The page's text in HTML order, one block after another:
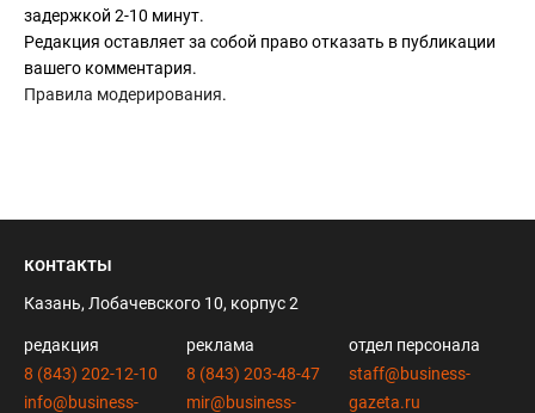
задержкой 2-10 минут.
Редакция оставляет за собой право отказать в публикации
вашего комментария.
Правила модерирования.
контакты
Казань, Лобачевского 10, корпус 2
редакция
8 (843) 202-12-10
info@business-
реклама
8 (843) 203-48-47
mir@business-
отдел персонала
staff@business-
gazeta.ru